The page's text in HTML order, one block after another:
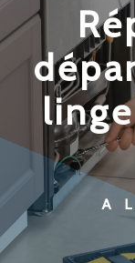
réparation et